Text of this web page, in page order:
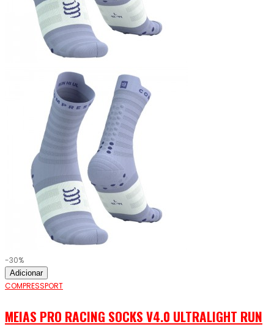
-30%
Adicionar
COMPRESSPORT
MEIAS PRO RACING SOCKS V4.0 ULTRALIGHT RUN